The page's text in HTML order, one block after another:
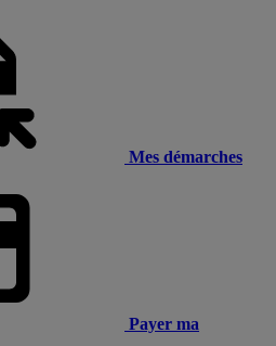
Mes démarches
Payer ma